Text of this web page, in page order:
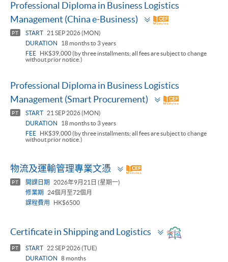
Professional Diploma in Business Logistics
Management (China e-Business)
Toggle
panel
PT START
21 SEP 2026 (MON)
DURATION
18 months to 3 years
FEE
HK$39,000 (by three installments; all fees are subject to change
without prior notice.)
Professional Diploma in Business Logistics
Management (Smart Procurement)
Toggle
panel
PT START
21 SEP 2026 (MON)
DURATION
18 months to 3 years
FEE
HK$39,000 (by three installments; all fees are subject to change
without prior notice.)
物流及運輸管理專業文憑
Toggle
panel
PT 開課日期
2026年9月21日 (星期一)
修業期
24個月至72個月
課程費用
HK$6500
Certificate in Shipping and Logistics
Toggle
panel
PT START
22 SEP 2026 (TUE)
DURATION
8 months